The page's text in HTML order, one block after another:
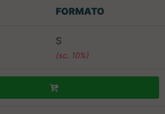
FORMATO
S
(sc. 10%)